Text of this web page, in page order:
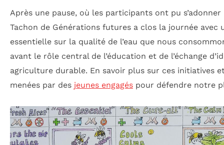
Après une pause, où les participants ont pu
Tachon de Générations futures a clos la journée avec
essentielle sur la qualité de l’eau que nous
avant le rôle central de l’éducation et de l’échange
agriculture durable. En savoir plus sur ces initiatives
menées par des jeunes engagés pour défendre notre